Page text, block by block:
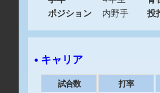
ポジション
内野手 投
• キャリア
試合数 打率